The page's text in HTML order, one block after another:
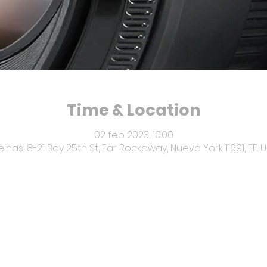
Time & Location
02 feb 2023, 10:00
8-21 Bay 25th St, Far Rockaway, Nueva York 11691, EE.